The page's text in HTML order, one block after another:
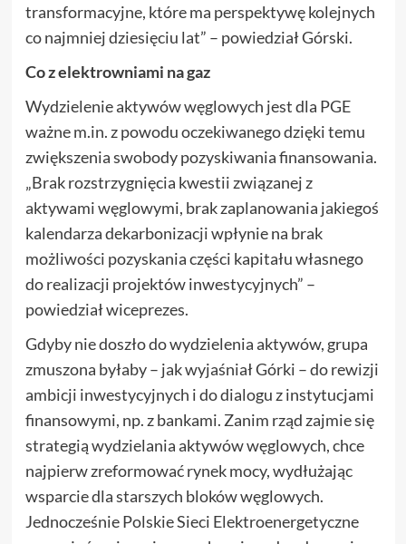
transformacyjne, które ma perspektywę kolejnych
co najmniej dziesięciu lat” – powiedział Górski.
Co z elektrowniami na gaz
Wydzielenie aktywów węglowych jest dla PGE
ważne m.in. z powodu oczekiwanego dzięki temu
zwiększenia swobody pozyskiwania finansowania.
„Brak rozstrzygnięcia kwestii związanej z
aktywami węglowymi, brak zaplanowania jakiegoś
kalendarza dekarbonizacji wpłynie na brak
możliwości pozyskania części kapitału własnego
do realizacji projektów inwestycyjnych” –
powiedział wiceprezes.
Gdyby nie doszło do wydzielenia aktywów, grupa
zmuszona byłaby – jak wyjaśniał Górki – do rewizji
ambicji inwestycyjnych i do dialogu z instytucjami
finansowymi, np. z bankami. Zanim rząd zajmie się
strategią wydzielania aktywów węglowych, chce
najpierw zreformować rynek mocy, wydłużając
wsparcie dla starszych bloków węglowych.
Jednocześnie Polskie Sieci Elektroenergetyczne